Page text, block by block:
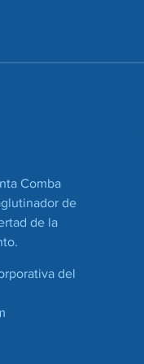
Comba
de
de la
del